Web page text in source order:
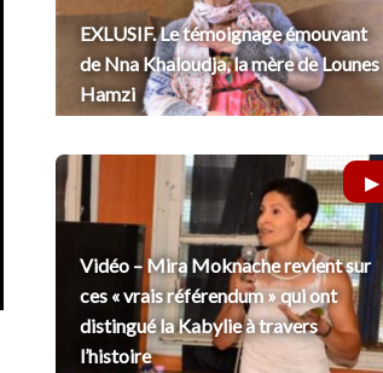
EXLUSIF. Le témoignage émouvant
de Nna Khaloudja, la mère de Lounes
Hamzi
Vidéo – Mira Moknache revient sur
ces « vrais référendum » qui ont
distingué la Kabylie à travers
l’histoire